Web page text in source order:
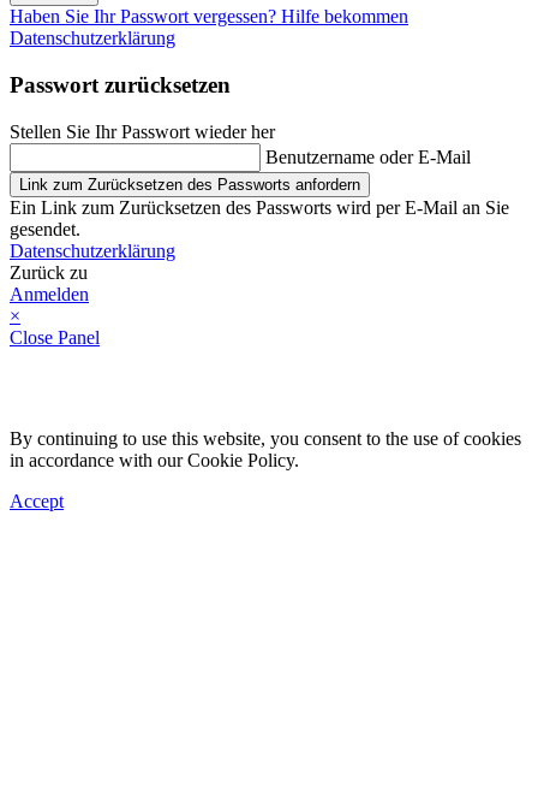
Haben Sie Ihr Passwort vergessen? Hilfe bekommen
Datenschutzerklärung
Passwort zurücksetzen
Stellen Sie Ihr Passwort wieder her
Benutzername oder E-Mail
Link zum Zurücksetzen des Passworts anfordern
Ein Link zum Zurücksetzen des Passworts wird per E-Mail an Sie
gesendet.
Datenschutzerklärung
Zurück zu
Anmelden
×
Close Panel
By continuing to use this website, you consent to the use of cookies
in accordance with our Cookie Policy.
Accept